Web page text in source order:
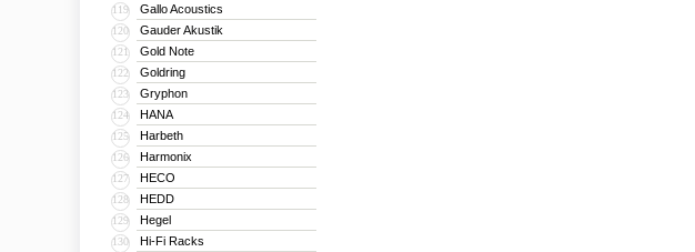
119 Gallo Acoustics
120 Gauder Akustik
121 Gold Note
122 Goldring
123 Gryphon
124 HANA
125 Harbeth
126 Harmonix
127 HECO
128 HEDD
129 Hegel
130 Hi-Fi Racks